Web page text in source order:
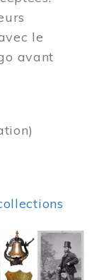
le
avant